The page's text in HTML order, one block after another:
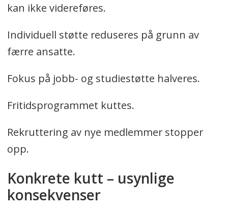
kan ikke videreføres.
Individuell støtte reduseres på grunn av
færre ansatte.
Fokus på jobb- og studiestøtte halveres.
Fritidsprogrammet kuttes.
Rekruttering av nye medlemmer stopper
opp.
Konkrete kutt – usynlige
konsekvenser